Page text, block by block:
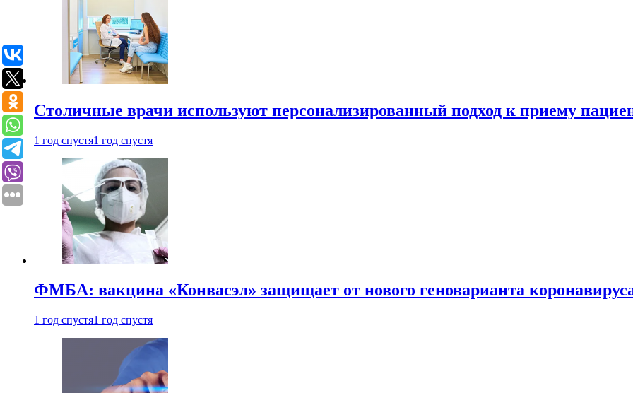
Столичные врачи используют персонализированный подход к приему
1 год спустя1 год спустя
ФМБА: вакцина «Конвасэл» защищает от нового геноварианта
1 год спустя1 год спустя